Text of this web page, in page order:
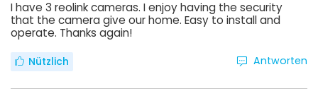
I have 3 reolink cameras. I enjoy having the security
that the camera give our home. Easy to install and
operate. Thanks again!
Nützlich Antworten